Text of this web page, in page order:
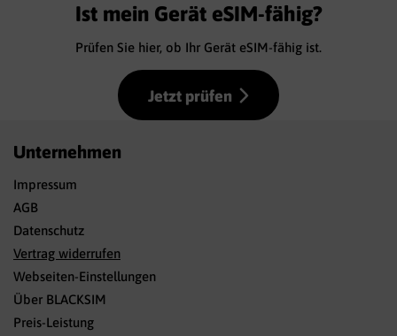
Ist mein Gerät eSIM-fähig?
Prüfen Sie hier, ob Ihr Gerät eSIM-fähig ist.
Jetzt prüfen
Unternehmen
Impressum
AGB
Datenschutz
Vertrag widerrufen
Webseiten-Einstellungen
Über BLACKSIM
Preis-Leistung